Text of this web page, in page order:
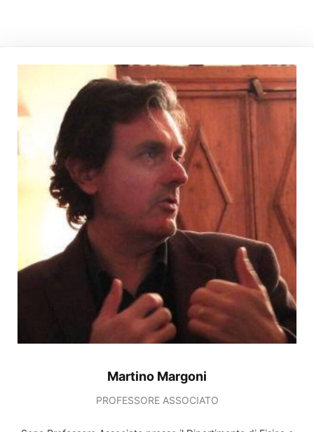
Martino Margoni
PROFESSORE ASSOCIATO